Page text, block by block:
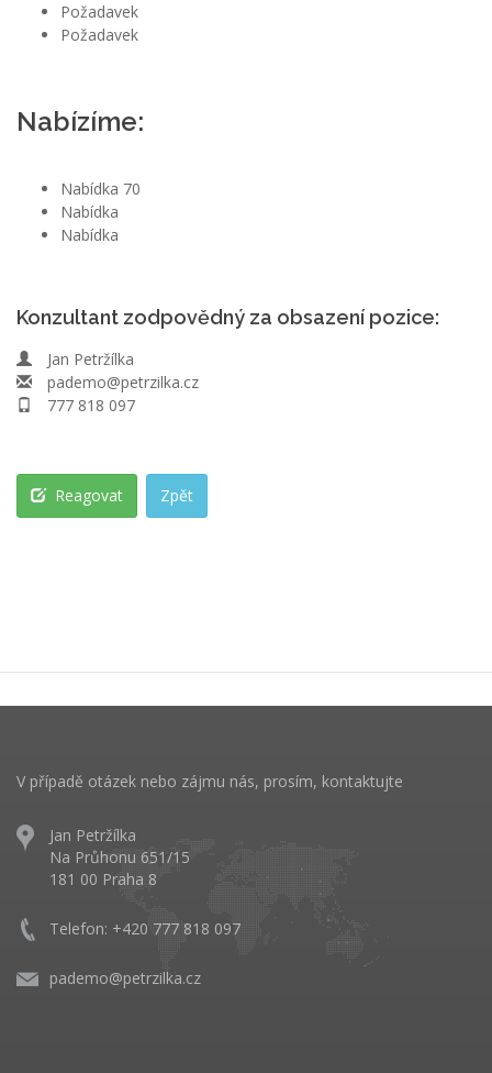
Požadavek
Požadavek
Nabízíme:
Nabídka 70
Nabídka
Nabídka
Konzultant zodpovědný za obsazení pozice:
Jan Petržílka
pademo@petrzilka.cz
777 818 097
Reagovat Zpět
V případě otázek nebo zájmu nás, prosím, kontaktujte
Jan Petržílka
Na Průhonu 651/15
181 00 Praha 8
Telefon: +420 777 818 097
pademo@petrzilka.cz